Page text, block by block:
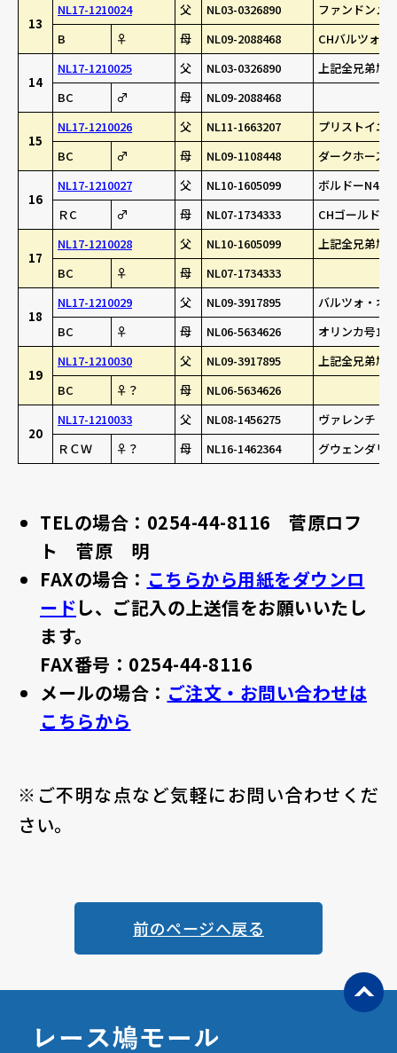
13
NL17-1210024 父 NL03-0326890
ファンドンメ
B
♀ 母 NL09-2088468 CHバルツォ・
14
NL17-1210025 父 NL03-0326890
上記全兄弟鳩(
BC
♂ 母 NL09-2088468
15
NL17-1210026 父 NL11-1663207
プリストイニ
BC
♂ 母 NL09-1108448 ダークホース
16
NL17-1210027 父 NL10-1605099
ボルドー
ＲC
♂ 母 NL07-1734333 CHゴールド
17
NL17-1210028 父 NL10-1605099
上記全兄弟鳩(
BC
♀ 母 NL07-1734333
18
NL17-1210029 父 NL09-3917895
バルツォ・オ
BC
♀ 母 NL06-5634626 オリンカ号14
19
NL17-1210030 父 NL09-3917895
上記全兄弟鳩(
BC
♀？ 母 NL06-5634626
20
NL17-1210033 父 NL08-1456275
ヴァレンチ・
ＲＣＷ
♀？ 母 NL16-1462364 グウェンダリ
TELの場合：0254-44-8116 菅原ロフ
ト 菅原 明
FAXの場合： こちらから用紙をダウンロ
ードし、ご記入の上送信をお願いいたし
ます。
FAX番号：0254-44-8116
メールの場合： ご注文・お問い合わせは
こちらから
※ご不明な点など気軽にお問い合わせくだ
さい。
前のページへ戻る